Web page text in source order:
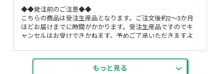
◆◆発注前のご注意◆◆
こちらの商品は受注生産品となります。ご注文後約2〜3か月
ほどお届けまでに時間がかかります。受注生産品ですのでキ
ャンセルはお受けできかねます。予めご了承いただきますよ
もっと見る